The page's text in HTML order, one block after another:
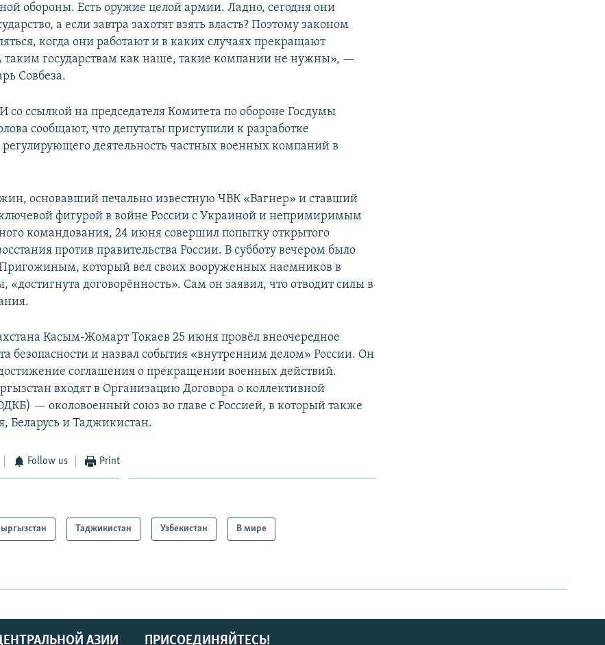
обороны. Есть оружие целой армии. Ладно, сегодня они
а если завтра захотят взять власть? Поэтому законом
когда они работают и в каких случаях прекращают
таким государствам как наше, такие компании не нужны», —
Совбеза.
со ссылкой на председателя Комитета по обороне Госдумы
сообщают, что депутаты приступили к разработке
регулирующего деятельность частных военных компаний в
основавший печально известную ЧВК «Вагнер» и ставший
фигурой в войне России с Украиной и непримиримым
командования, 24 июня совершил попытку открытого
против правительства России. В субботу вечером было
Пригожиным, который вел своих вооруженных наемников в
«достигнута договорённость». Сам он заявил, что отводит силы в
Касым-Жомарт Токаев 25 июня провёл внеочередное
безопасности и назвал события «внутренним делом» России. Он
соглашения о прекращении военных действий.
входят в Организацию Договора о коллективной
— околовоенный союз во главе с Россией, в который также
Беларусь и Таджикистан.
Follow us Print
Таджикистан Узбекистан В мире
ПРИСОЕДИНЯЙТЕСЬ!
АЗИИ